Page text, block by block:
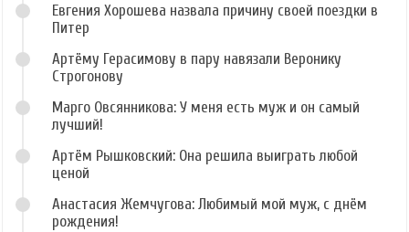
Евгения Хорошева назвала причину своей поездки в
Питер
Артёму Герасимову в пару навязали Веронику
Строгонову
Марго Овсянникова: У меня есть муж и он самый
лучший!
Артём Рышковский: Она решила выиграть любой
ценой
Анастасия Жемчугова: Любимый мой муж, с днём
рождения!